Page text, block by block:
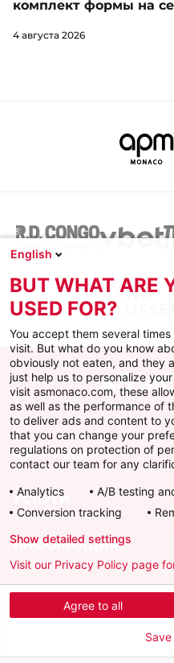
комплект формы на
4 августа 2026
ФК Монако
УСЛУГИ
ИНФОРМАЦИЯ
Скачать
English
BUT WHAT ARE
USED FOR?
You accept them several
visit. But what do you know
obviously not eaten, and they
just help us to personalize
visit asmonaco.com, these
as well as the performance of
to deliver ads and content to
that you can change your
regulations on protection of
contact our team for any
Analytics
A/B testing
Conversion tracking
Agree to all
Show detailed settings
Visit our Privacy Policy page